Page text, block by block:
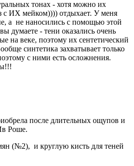
тонах - хотя можно их
с ИХ мейком)))) отдыхает. У меня
а не наносились с помощью этой
- тени оказались очень
на веке, поэтому их сентетический
синтетика захватывает только
с ними есть осложнения.
после длительных ощупов и
Роше.
(№2), и круглую кисть для теней